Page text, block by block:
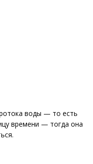
воды — то есть
времени — тогда она